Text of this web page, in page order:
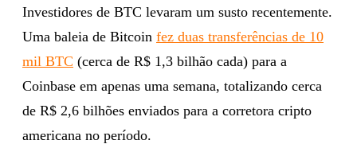
Investidores de BTC levaram um susto recentemente.
Uma baleia de Bitcoin fez duas transferências de 10
mil BTC (cerca de R$ 1,3 bilhão cada) para a
Coinbase em apenas uma semana, totalizando cerca
de R$ 2,6 bilhões enviados para a corretora cripto
americana no período.